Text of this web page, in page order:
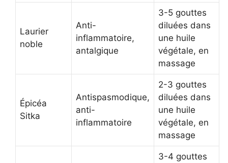
Laurier
noble
Anti-
inflammatoire,
antalgique
3-5 gouttes
diluées dans
une huile
végétale, en
massage
Épicéa
Sitka
Antispasmodique,
anti-
inflammatoire
2-3 gouttes
diluées dans
une huile
végétale, en
massage
3-4 gouttes